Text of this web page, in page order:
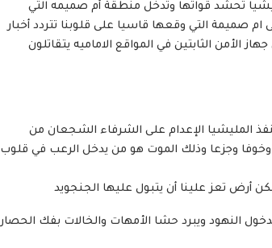
تحشد قواتها وتدخل منطقة أم صميمه التي
صميمة التي وقعها قاسيا على قلوبنا تتردد أخبار
الأمن الثابتين في المواقع الاماميه يتقاتلون
المليشيا الإعدام على الشرفاء الشجعان من
وجزعا وذلك الموت هو من يدخل الرعب في قلوب
أرض تعز علينا أن يتبول عليها الجنجويد
النهود ويبرد حشا الأمهات والخالات بفك الحصار